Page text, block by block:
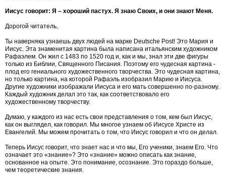
Иисус говорит: Я – хороший пастух. Я знаю Своих, и они знают Меня.
Дорогой читатель,
Ты наверняка узнаешь двух людей на марке Deutsche Post! Это Мария и
Иисус. Эта знаменитая картина была написана итальянским художником
Рафаэлем. Он жил с 1483 по 1520 год и, как и мы, знал эти две фигуры
только из Библии, Священного Писания. Поэтому его чудесная картина -
плод его гениального художественного творчества. Это чудесная картина,
но только картина, на которой Рафаэль изобразил Марию и Иисуса.
Другие художники изображали Иисуса и его мать совершенно по-разному.
Каждый художник делал это так, как соответствовало его
художественному творчеству.
Думаю, у каждого из нас есть свои представления о том, кем был Иисус,
как он выглядел, как говорил. Мы многое узнаем об Иисусе Христе из
Евангелий. Мы можем прочитать о том, что Иисус говорил и что он делал.
Теперь Иисус говорит, что знает нас и что мы, Его ученики, знаем Его. Что
означает это «знание»? Это «знание» можно описать как знание,
основанное на опыте. Это понимание, осознание. Это гораздо больше,
чем теоретические знания.